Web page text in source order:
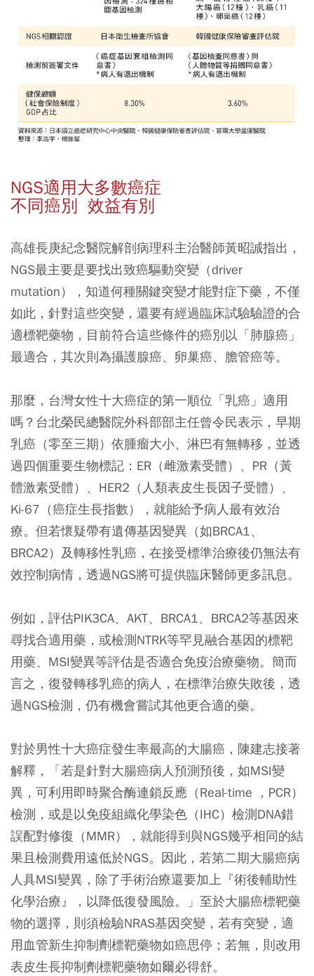
NGS適用大多數癌症
不同癌別 效益有別
高雄長庚紀念醫院解剖病理科主治醫師黃昭誠指出，
NGS最主要是要找出致癌驅動突變（driver
mutation），知道何種關鍵突變才能對症下藥，不僅
如此，針對這些突變，還要有經過臨床試驗驗證的合
適標靶藥物，目前符合這些條件的癌別以「肺腺癌」
最適合，其次則為攝護腺癌、卵巢癌、膽管癌等。
那麼，台灣女性十大癌症的第一順位「乳癌」適用
嗎？台北榮民總醫院外科部部主任曾令民表示，早期
乳癌（零至三期）依腫瘤大小、淋巴有無轉移，並透
過四個重要生物標記：ER（雌激素受體）、PR（黃
體激素受體）、HER2（人類表皮生長因子受體）、
Ki-67（癌症生長指數），就能給予病人最有效治
療。但若懷疑帶有遺傳基因變異（如BRCA1、
BRCA2）及轉移性乳癌，在接受標準治療後仍無法有
效控制病情，透過NGS將可提供臨床醫師更多訊息。
例如，評估PIK3CA、AKT、BRCA1、BRCA2等基因來
尋找合適用藥，或檢測NTRK等罕見融合基因的標靶
用藥、MSI變異等評估是否適合免疫治療藥物。簡而
言之，復發轉移乳癌的病人，在標準治療失敗後，透
過NGS檢測，仍有機會嘗試其他更合適的藥。
對於男性十大癌症發生率最高的大腸癌，陳建志接著
解釋，「若是針對大腸癌病人預測預後，如MSI變
異，可利用即時聚合酶連鎖反應（Real-time ，PCR）
檢測，或是以免疫組織化學染色（IHC）檢測DNA錯
誤配對修復（MMR），就能得到與NGS幾乎相同的結
果且檢測費用遠低於NGS。因此，若第二期大腸癌病
人具MSI變異，除了手術治療還要加上『術後輔助性
化學治療』，以降低復發風險。」至於大腸癌標靶藥
物的選擇，則須檢驗NRAS基因突變，若有突變，適
用血管新生抑制劑標靶藥物如癌思停；若無，則改用
表皮生長抑制劑標靶藥物如爾必得舒。